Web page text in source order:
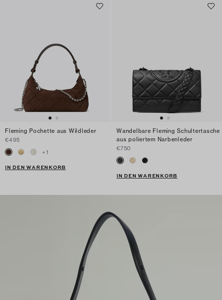
Fleming Pochette aus Wildleder
€495
+1
IN DEN WARENKORB
Wandelbare Fleming Schultertasche
aus poliertem Narbenleder
€750
IN DEN WARENKORB